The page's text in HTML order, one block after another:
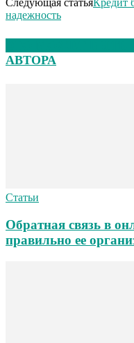
надежность
АВТОРА
Статьи
Обратная связь в
правильно ее